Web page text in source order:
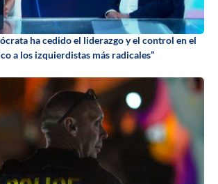
ha cedido el liderazgo y el control en el
a los izquierdistas más radicales”